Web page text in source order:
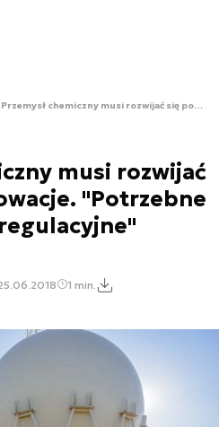
Przemysł chemiczny musi rozwijać się poprzez innowacje. "Potrzebne także wsparcie regulacyjne"
musi rozwijać
"Potrzebne
1 min.